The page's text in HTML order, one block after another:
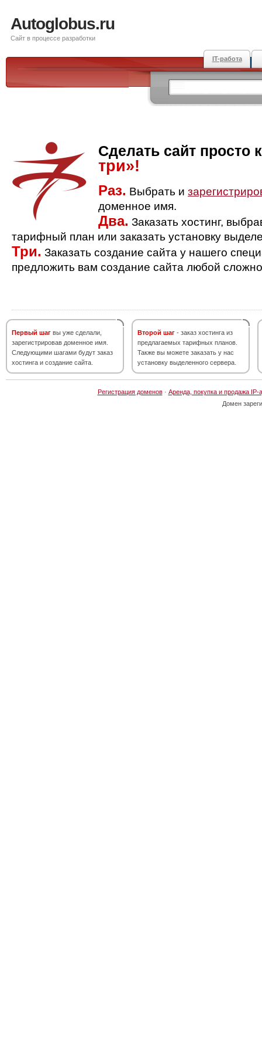
Autoglobus.ru
Сайт в процессе разработки
IT-работа
Сделать сайт просто
три»!
Раз. Выбрать и
доменное имя.
Два. Заказать хостинг,
тарифный план или заказать установку
Три. Заказать создание сайта у нашего
предложить вам создание сайта любой
Первый шаг вы уже сделали,
зарегистрировав доменное имя.
Следующими шагами будут заказ
хостинга и создание сайта.
Второй шаг - заказ хостинга из
предлагаемых тарифных планов.
Также вы можете заказать у нас
установку выделенного сервера.
Регистрация доменов· Аренда, покупка и продажа IP-
Домен